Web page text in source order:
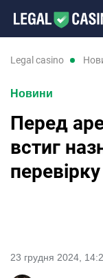
legal casino
Новини
Перед
встиг
23 грудня 2024,